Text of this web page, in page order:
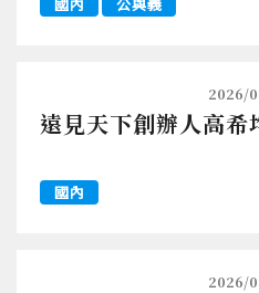
2026/
遠見天下創辦人高
國內
2026/